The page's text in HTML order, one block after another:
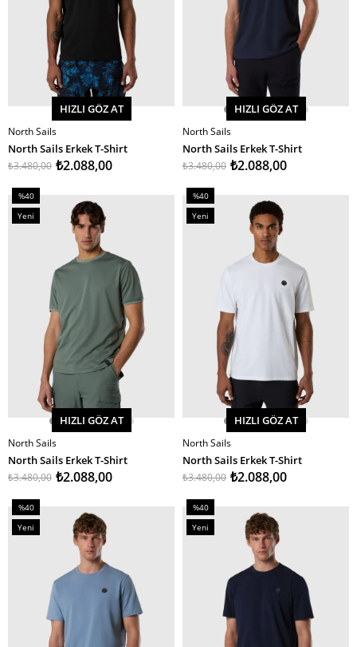
SEPETE EKLE
HIZLI GÖZ AT
North Sails
North Sails Erkek T-Shirt
₺2.088,00
₺3.480,00
SEPETE EKLE
HIZLI GÖZ AT
North Sails
North Sails Erkek T-Shirt
₺2.088,00
₺3.480,00
SEPETE EKLE
%40
İndirim
%40İndirim
Yeni
HIZLI GÖZ AT
North Sails
North Sails Erkek T-Shirt
₺2.088,00
₺3.480,00
SEPETE EKLE
%40
İndirim
%40İndirim
Yeni
HIZLI GÖZ AT
North Sails
North Sails Erkek T-Shirt
₺2.088,00
₺3.480,00
%40
İndirim
%40İndirim
Yeni
%40
İndirim
%40İndirim
Yeni